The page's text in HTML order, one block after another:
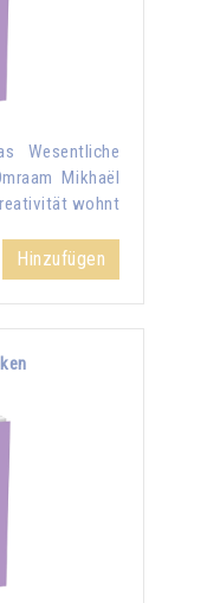
Wesentliche
Mikhaël
wohnt
Hinzufügen